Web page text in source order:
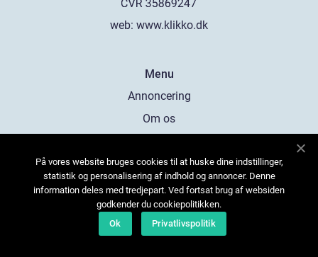
web: www.klikko.dk
Menu
Annoncering
Om os
Kontakt os
Sitemap
På vores website bruges cookies til at huske dine indstillinger,
statistik og personalisering af indhold og annoncer. Denne
information deles med tredjepart. Ved fortsat brug af websiden
godkender du cookiepolitikken.
Ok
Privatlivspolitik